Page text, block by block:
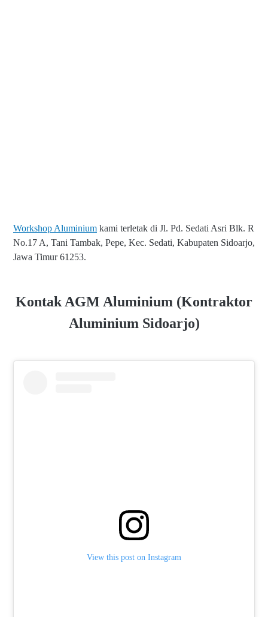
Workshop Aluminium kami terletak di Jl. Pd. Sedati Asri Blk. R
No.17 A, Tani Tambak, Pepe, Kec. Sedati, Kabupaten Sidoarjo,
Jawa Timur 61253.
Kontak AGM Aluminium (Kontraktor
Aluminium Sidoarjo)
View this post on Instagram